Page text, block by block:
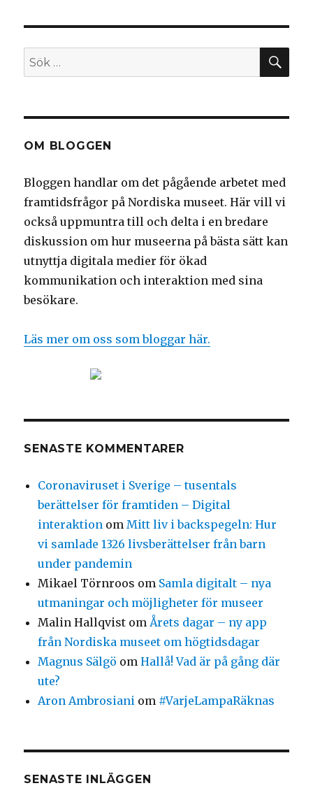
en
grundpelare
för
Sök
efter:
OM BLOGGEN
Bloggen handlar om det pågående arbetet med
framtidsfrågor på Nordiska museet. Här vill vi
också uppmuntra till och delta i en bredare
diskussion om hur museerna på bästa sätt kan
utnyttja digitala medier för ökad
kommunikation och interaktion med sina
besökare.
Läs mer om oss som bloggar här.
SENASTE KOMMENTARER
Coronaviruset i Sverige – tusentals
berättelser för framtiden – Digital
interaktion om Mitt liv i backspegeln: Hur
vi samlade 1326 livsberättelser från barn
under pandemin
Mikael Törnroos om Samla digitalt – nya
utmaningar och möjligheter för museer
Malin Hallqvist om Årets dagar – ny app
från Nordiska museet om högtidsdagar
Magnus Sälgö omHallå! Vad är på gång där
ute?
Aron Ambrosiani om #VarjeLampaRäknas
SENASTE INLÄGGEN